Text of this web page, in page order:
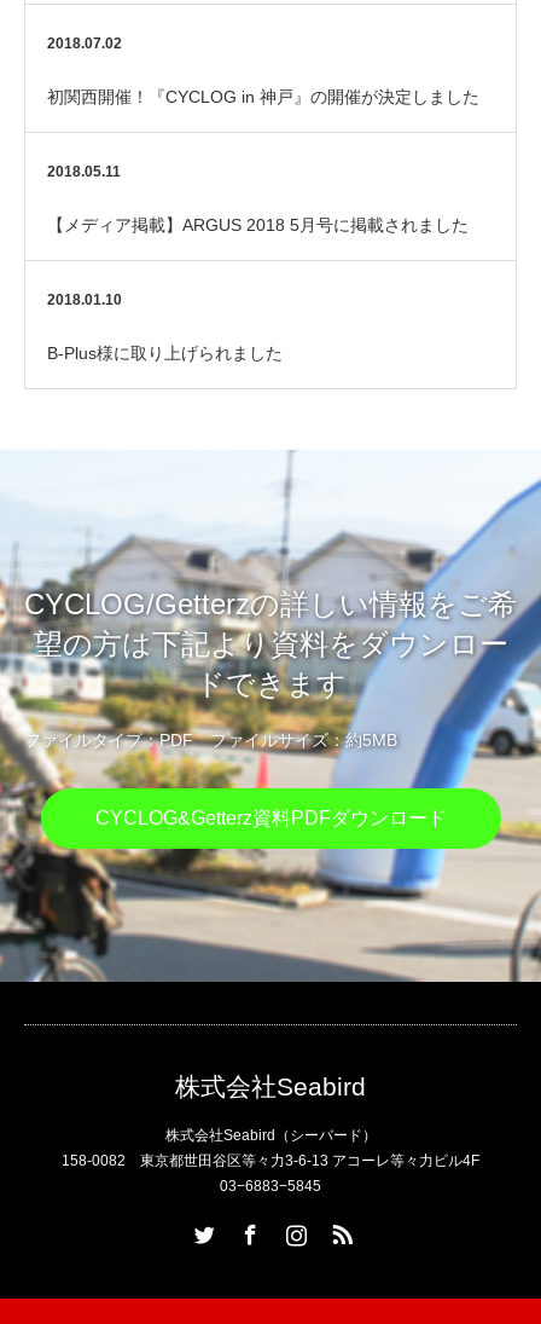
2018.07.02
初関西開催！『CYCLOG in 神戸』の開催が決定しました
2018.05.11
【メディア掲載】ARGUS 2018 5月号に掲載されました
2018.01.10
B-Plus様に取り上げられました
CYCLOG/Getterzの詳しい情報をご希
望の方は下記より資料をダウンロー
ドできます
ファイルタイプ：PDF ファイルサイズ：約5MB
CYCLOG&Getterz資料PDFダウンロード
株式会社Seabird
株式会社Seabird（シーバード）
158-0082 東京都世田谷区等々力3-6-13 アコーレ等々力ビル4F
03−6883−5845